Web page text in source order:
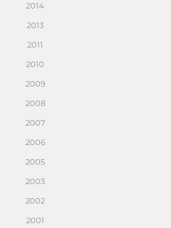
2014
2013
2011
2010
2009
2008
2007
2006
2005
2003
2002
2001